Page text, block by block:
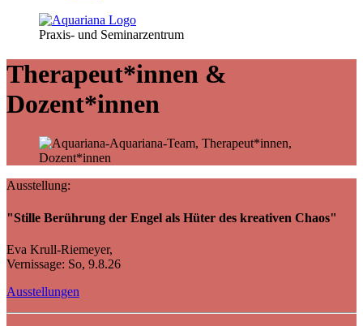
Praxis- und Seminarzentrum
Therapeut*innen &
Dozent*innen
Ausstellung:
"Stille Berührung der Engel als Hüter des kreativen Chaos"
Eva Krull-Riemeyer,
Vernissage: So, 9.8.26
Ausstellungen